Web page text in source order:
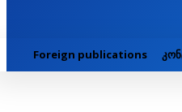
Foreign publications